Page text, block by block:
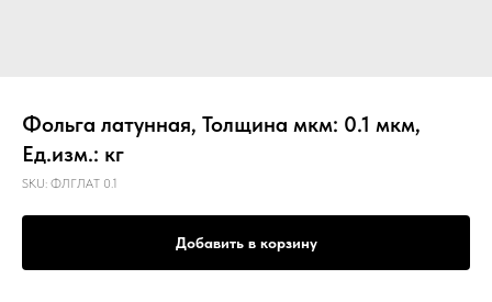
Фольга латунная, Толщина мкм: 0.1 мкм,
Ед.изм.: кг
SKU: ФЛГЛАТ 0.1
Добавить в корзину